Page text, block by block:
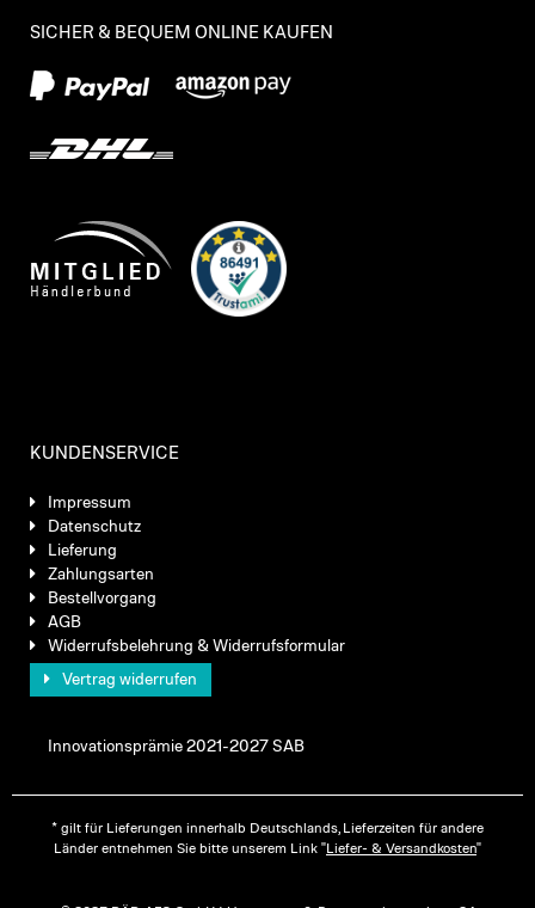
SICHER & BEQUEM ONLINE KAUFEN
KUNDENSERVICE
Impressum
Datenschutz
Lieferung
Zahlungsarten
Bestellvorgang
AGB
Widerrufsbelehrung & Widerrufsformular
Vertrag widerrufen
Innovationsprämie 2021-2027 SAB
* gilt für Lieferungen innerhalb Deutschlands, Lieferzeiten für andere
Länder entnehmen Sie bitte unserem Link "Liefer- & Versandkosten"